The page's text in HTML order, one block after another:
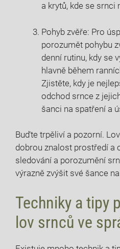
a krytů, kde se srnci
Pohyb zvěře: Pro
porozumět pohybu
denní rutinu, kdy⁣ se
hlavně během
⁢Zjistěte, kdy je
odchod ​srnce z
šanci na spatření a
Buďte trpěliví a pozorní.
dobrou⁢ znalost prostředí ⁤a
sledování a porozumění
výrazně zvýšit své šance
Techniky a tipy
lov ⁤srnců ve